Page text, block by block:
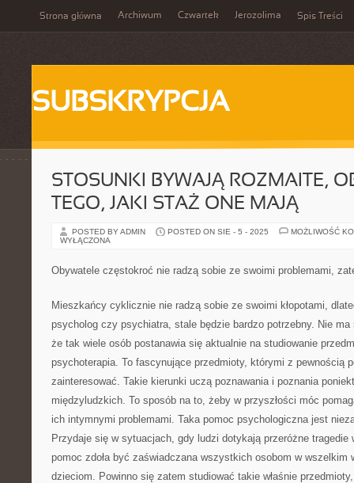
Strona główna Archiwum Czwartek Jerozolima Spis Treści
SUBSKRYPCJA
STOSUNKI BYWAJĄ ROZMAITE,
TEGO, JAKI STAŻ ONE MAJĄ
POSTED BY ADMIN POSTED ON SIE - 5 - 2025
MOŻLIWOŚĆ
WYŁĄCZONA
Obywatele częstokroć nie radzą sobie ze swoimi problemami,
Mieszkańcy cyklicznie nie radzą sobie ze swoimi kłopotami,
psycholog czy psychiatra, stale będzie bardzo potrzebny. Nie
że tak wiele osób postanawia się aktualnie na studiowanie
psychoterapia. To fascynujące przedmioty, którymi z pewnością
zainteresować. Takie kierunki uczą poznawania i poznania
międzyludzkich. To sposób na to, żeby w przyszłości móc
ich intymnymi problemami. Taka pomoc psychologiczna jest
Przydaje się w sytuacjach, gdy ludzi dotykają przeróżne tragedie
pomoc zdoła być zaświadczana wszystkich osobom w wszelkim
dzieciom. Powinno się zatem studiować takie właśnie